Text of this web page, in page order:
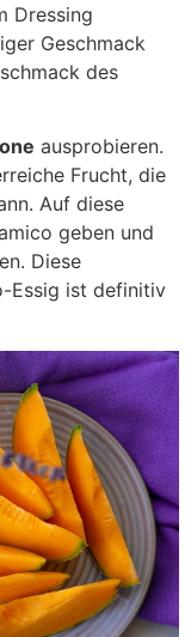
Dressing
Geschmack
des
ausprobieren.
Frucht, die
Auf diese
geben und
Diese
Essig ist definitiv